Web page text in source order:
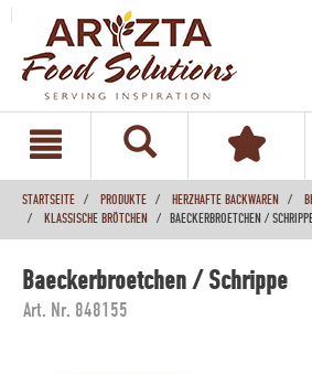
STARTSEITE PRODUKTE HERZHAFTE BACKWAREN
KLASSISCHE BRÖTCHEN
BAECKERBROETCHEN /
Baeckerbroetchen / Schrippe
Art. Nr. 848155